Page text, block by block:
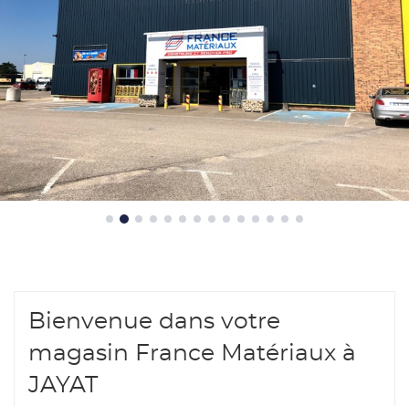
Bienvenue dans votre
magasin France Matériaux à
JAYAT